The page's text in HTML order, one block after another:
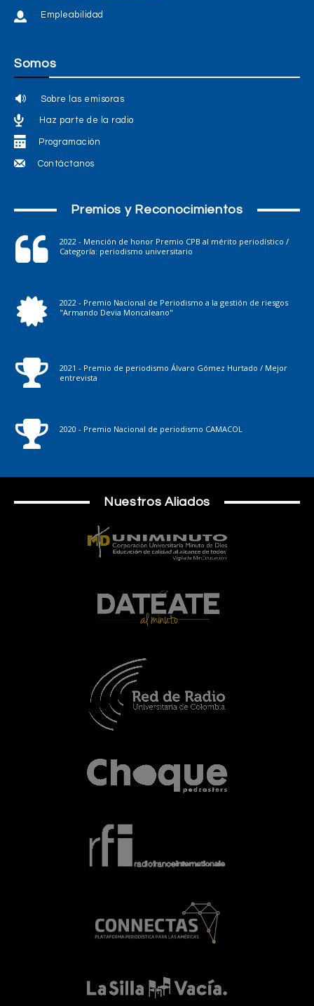
Empleabilidad
Somos
Sobre las emisoras
Haz parte de la radio
Programación
Contáctanos
Premios y Reconocimientos
2022 - Mención de honor Premio CPB al mérito periodístico /
Categoría: periodismo universitario
2022 - Premio Nacional de Periodismo a la gestión de riesgos
"Armando Devia Moncaleano"
2021 - Premio de periodismo Álvaro Gómez Hurtado / Mejor
entrevista
2020 - Premio Nacional de periodismo CAMACOL
Nuestros Aliados